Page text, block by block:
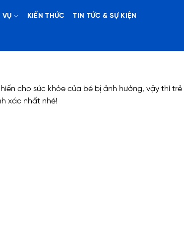
VỤ KIẾN THỨC TIN TỨC & SỰ KIỆN
cho sức khỏe của bé bị ảnh hưởng, vậy thì
xác nhất nhé!